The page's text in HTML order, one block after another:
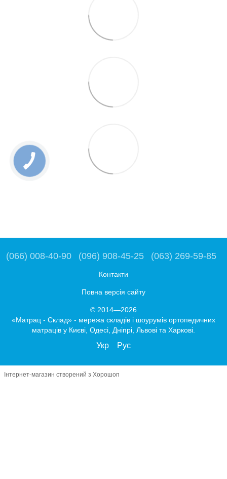
(066) 008-40-90 (096) 908-45-25 (063) 269-59-85
Контакти
Повна версія сайту
© 2014—2026
«Матрац - Склад» - мережа складів і шоурумів ортопедичних
матраців у Києві, Одесі, Дніпрі, Львові та Харкові.
Укр Рус
Інтернет-магазин створений з Хорошоп